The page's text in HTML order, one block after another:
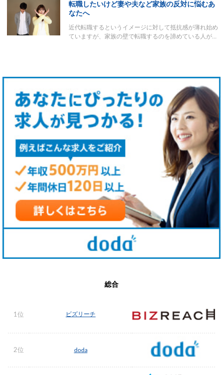
転職したいけど妻や夫など家族の反対に悩むあ
なたへ
近代転職するというイメージに対して抵抗感が薄れ始め
ていますが、家族の壁で転職するのを諦めている人が…
総合
1位 ビズリーチ
2位 doda